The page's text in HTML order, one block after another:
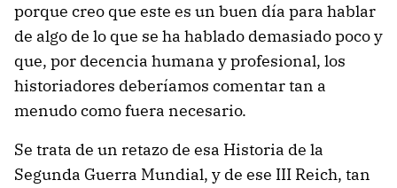
porque creo que este es un buen día para hablar
de algo de lo que se ha hablado demasiado poco y
que, por decencia humana y profesional, los
historiadores deberíamos comentar tan a
menudo como fuera necesario.
Se trata de un retazo de esa Historia de la
Segunda Guerra Mundial, y de ese III Reich, tan